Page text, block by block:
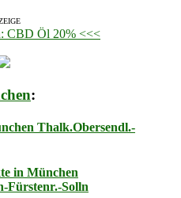
CBD Öl 20% <<<
:
Thalk.Obersendl.-
in München
Fürstenr.-Solln